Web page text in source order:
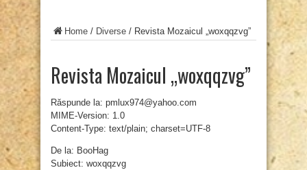
Home / Diverse / Revista Mozaicul „woxqqzvg”
Revista Mozaicul „woxqqzvg”
Răspunde la: pmlux974@yahoo.com
MIME-Version: 1.0
Content-Type: text/plain; charset=UTF-8
De la: BooHag
Subiect: woxqqzvg